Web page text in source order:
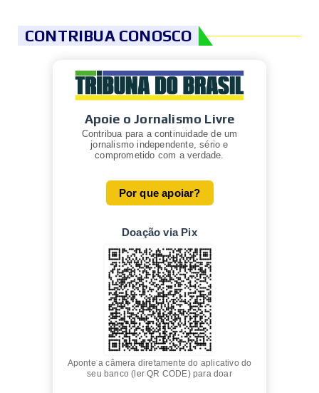
CONTRIBUA CONOSCO
Apoie o Jornalismo Livre
Contribua para a continuidade de um
jornalismo independente, sério e
comprometido com a verdade.
Por que apoiar?
Doação via Pix
Aponte a câmera diretamente do aplicativo do
seu banco (ler QR CODE) para doar